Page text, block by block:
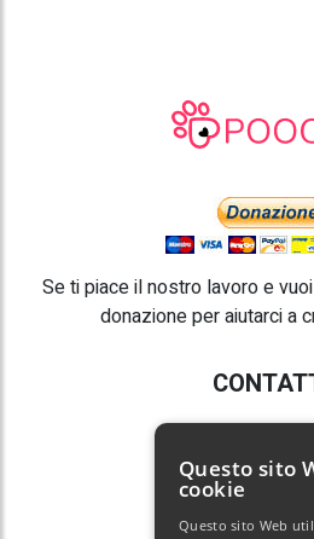
Se ti piace il nostro lavoro e
donazione per aiutarci a
E-mail:
Questo sito
cookie
Questo sito Web